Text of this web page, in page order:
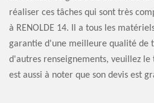
réaliser ces tâches qui sont très
à RENOLDE 14. Il a tous les
garantie d'une meilleure qualité de
d'autres renseignements, veuillez le
est aussi à noter que son devis est